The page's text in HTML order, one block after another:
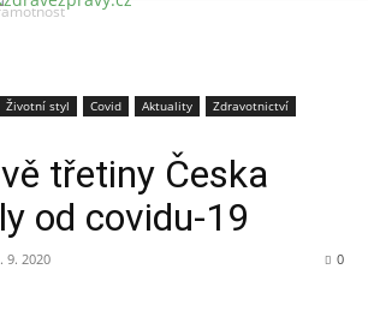
Životní styl Covid Aktuality
Zdravotnictví
třetiny Česka
od covidu-19
9. 2020 0